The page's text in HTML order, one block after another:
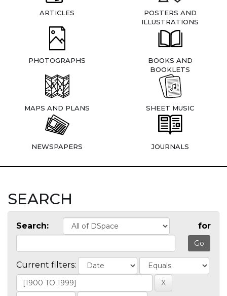
ARTICLES
POSTERS AND
ILLUSTRATIONS
PHOTOGRAPHS
BOOKS AND
BOOKLETS
MAPS AND PLANS SHEET MUSIC
NEWSPAPERS JOURNALS
SEARCH
Search: for
Current filters: